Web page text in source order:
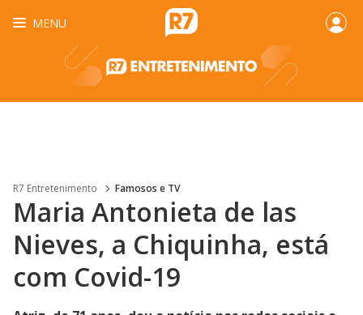
MENU
R7 Entretenimento Famosos e TV
Maria Antonieta de las
Nieves, a Chiquinha, está
com Covid-19